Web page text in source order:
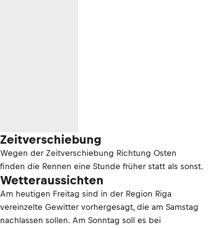
Zeitverschiebung
Wegen der Zeitverschiebung Richtung Osten
finden die Rennen eine Stunde früher statt als sonst.
Wetteraussichten
Am heutigen Freitag sind in der Region Riga
vereinzelte Gewitter vorhergesagt, die am Samstag
nachlassen sollen. Am Sonntag soll es bei